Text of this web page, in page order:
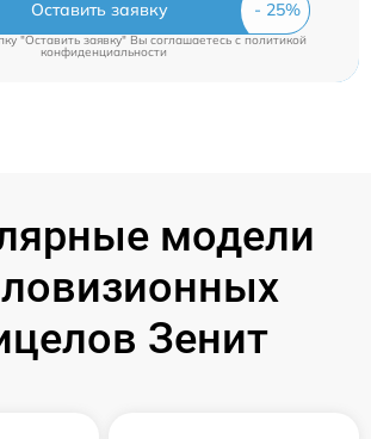
Оставить заявку
"Оставить заявку" Вы соглашаетесь cполитикой
конфиденциальности
модели
Зенит